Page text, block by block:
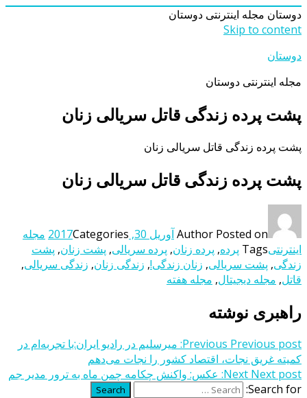
دوستان مجله اینترنتی دوستان
Skip to content
دوستان
مجله اینترنتی دوستان
پشت پرده زندگی قاتل سریالی زنان
پشت پرده زندگی قاتل سریالی زنان
پشت پرده زندگی قاتل سریالی زنان
Author Posted on آوریل 30, 2017 Categories
مجله
اینترنتیTags پرده, پرده زنان, پرده سریالی, پشت زنان, پشت
زندگی, پشت سریالی, زنان زندگی!, زندگی زنان, زندگی سریالی,
قاتل, مجله دیجیتال, مجله هفته
راهبری نوشته
Previous Previous post:
میرسلیم در رادیو ایران:با تجربه‌ام در
کمیته غریق نجات، اقتصاد کشور را نجات می‌دهم
Next Next post:
عکس: واکنش چکامه چمن ماه به ترور مدیر جم
Search for:
Search